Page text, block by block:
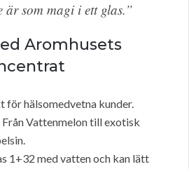
är som magi i ett glas.”
Aromhusets
för hälsomedvetna kunder.
Från Vattenmelon till exotisk
1+32 med vatten och kan lätt